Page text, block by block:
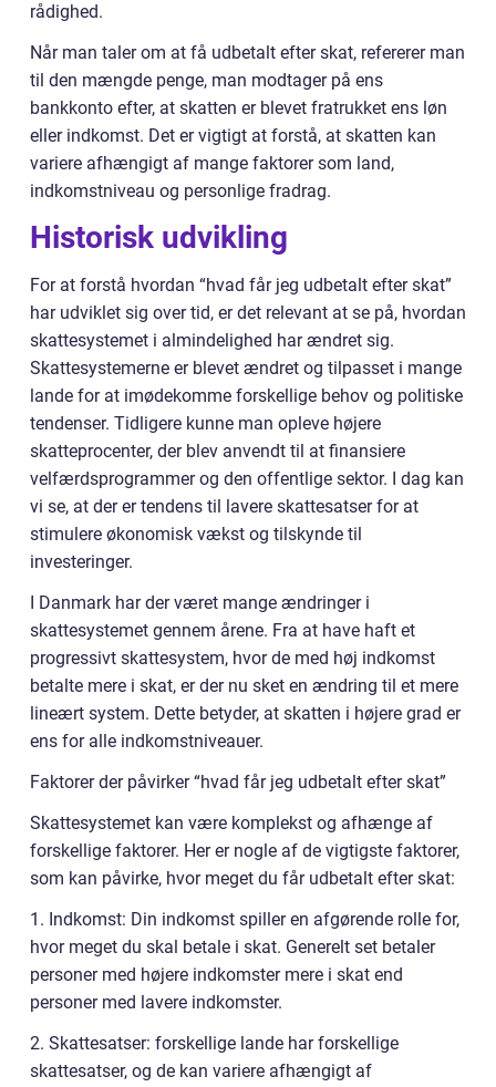
rådighed.
Når man taler om at få udbetalt efter skat, refererer man
til den mængde penge, man modtager på ens
bankkonto efter, at skatten er blevet fratrukket ens løn
eller indkomst. Det er vigtigt at forstå, at skatten kan
variere afhængigt af mange faktorer som land,
indkomstniveau og personlige fradrag.
Historisk udvikling
For at forstå hvordan “hvad får jeg udbetalt efter skat”
har udviklet sig over tid, er det relevant at se på, hvordan
skattesystemet i almindelighed har ændret sig.
Skattesystemerne er blevet ændret og tilpasset i mange
lande for at imødekomme forskellige behov og politiske
tendenser. Tidligere kunne man opleve højere
skatteprocenter, der blev anvendt til at finansiere
velfærdsprogrammer og den offentlige sektor. I dag kan
vi se, at der er tendens til lavere skattesatser for at
stimulere økonomisk vækst og tilskynde til
investeringer.
I Danmark har der været mange ændringer i
skattesystemet gennem årene. Fra at have haft et
progressivt skattesystem, hvor de med høj indkomst
betalte mere i skat, er der nu sket en ændring til et mere
lineært system. Dette betyder, at skatten i højere grad er
ens for alle indkomstniveauer.
Faktorer der påvirker “hvad får jeg udbetalt efter skat”
Skattesystemet kan være komplekst og afhænge af
forskellige faktorer. Her er nogle af de vigtigste faktorer,
som kan påvirke, hvor meget du får udbetalt efter skat:
1. Indkomst: Din indkomst spiller en afgørende rolle for,
hvor meget du skal betale i skat. Generelt set betaler
personer med højere indkomster mere i skat end
personer med lavere indkomster.
2. Skattesatser: forskellige lande har forskellige
skattesatser, og de kan variere afhængigt af